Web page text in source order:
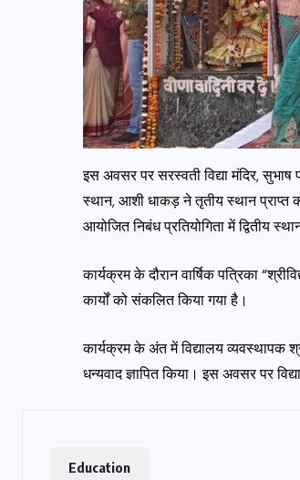
इस अवसर पर सरस्वती विद्या मंदिर, सुभाष
स्थान, आशी धाकड़ ने तृतीय स्थान प्राप्त कर
आयोजित निबंध प्रतियोगिता में द्वितीय
कार्यक्रम के दौरान वार्षिक पत्रिका
कार्यों को संकलित किया गया है।
कार्यक्रम के अंत में विद्यालय व्यवस्थापक
धन्यवाद ज्ञापित किया। इस अवसर पर
Education